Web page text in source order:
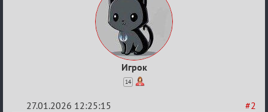
Игрок
14
#2
27.01.2026 12:25:15